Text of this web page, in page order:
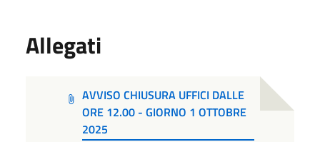
Allegati
AVVISO CHIUSURA UFFICI DALLE
ORE 12.00 - GIORNO 1 OTTOBRE
2025